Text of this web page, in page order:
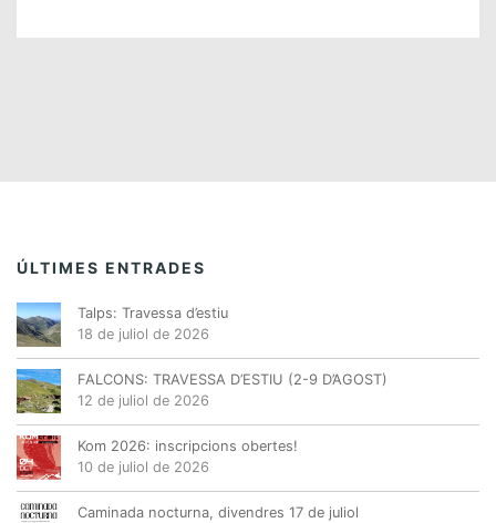
ÚLTIMES ENTRADES
Talps: Travessa d’estiu
18 de juliol de 2026
FALCONS: TRAVESSA D’ESTIU (2-9 D’AGOST)
12 de juliol de 2026
Kom 2026: inscripcions obertes!
10 de juliol de 2026
Caminada nocturna, divendres 17 de juliol